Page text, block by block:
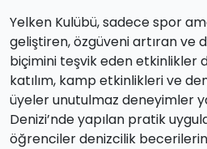
Yelken Kulübü, sadece spor
geliştiren, özgüveni artıran ve
biçimini teşvik eden etkinlikler
katılım, kamp etkinlikleri ve
üyeler unutulmaz deneyimler
Denizi’nde yapılan pratik
öğrenciler denizcilik